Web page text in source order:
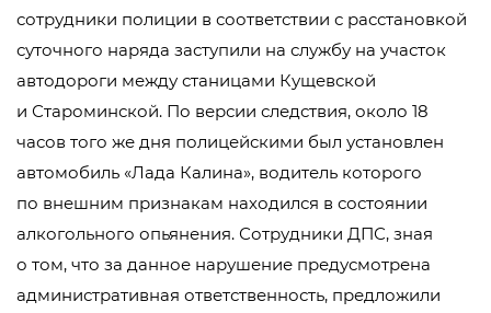
сотрудники полиции в соответствии с расстановкой
суточного наряда заступили на службу на участок
автодороги между станицами Кущевской
и Староминской. По версии следствия, около 18
часов того же дня полицейскими был установлен
автомобиль «Лада Калина», водитель которого
по внешним признакам находился в состоянии
алкогольного опьянения. Сотрудники ДПС, зная
о том, что за данное нарушение предусмотрена
административная ответственность, предложили